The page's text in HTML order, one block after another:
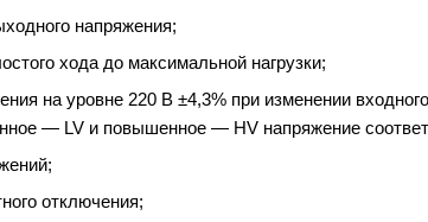
напряжения;
хода до максимальной нагрузки;
на уровне 220 В ±4,3% при изменении
— LV и повышенное — HV напряжение
отключения;